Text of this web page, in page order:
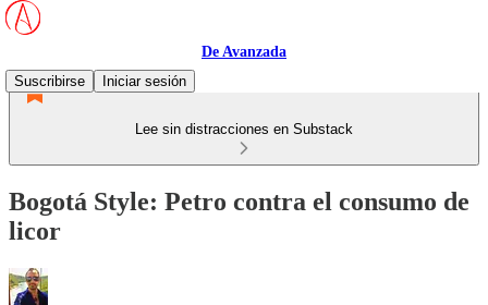
De Avanzada
Suscribirse
Iniciar sesión
Lee sin distracciones en Substack
Bogotá Style: Petro contra el consumo de
licor